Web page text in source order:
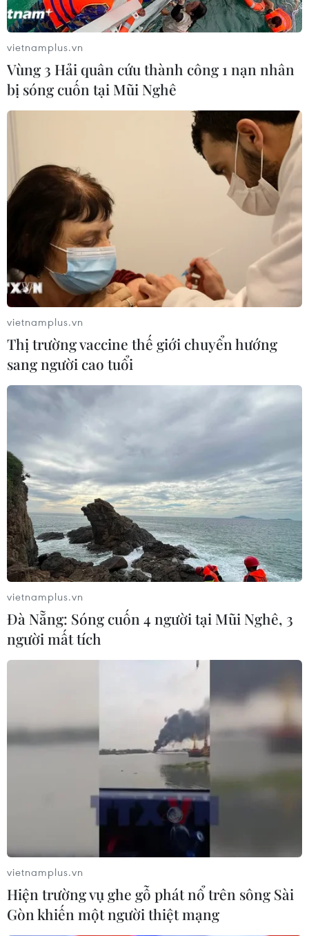
vietnamplus.vn
Vùng 3 Hải quân cứu thành công 1 nạn nhân
bị sóng cuốn tại Mũi Nghê
vietnamplus.vn
Thị trường vaccine thế giới chuyển hướng
sang người cao tuổi
vietnamplus.vn
Đà Nẵng: Sóng cuốn 4 người tại Mũi Nghê, 3
người mất tích
vietnamplus.vn
Hiện trường vụ ghe gỗ phát nổ trên sông Sài
Gòn khiến một người thiệt mạng